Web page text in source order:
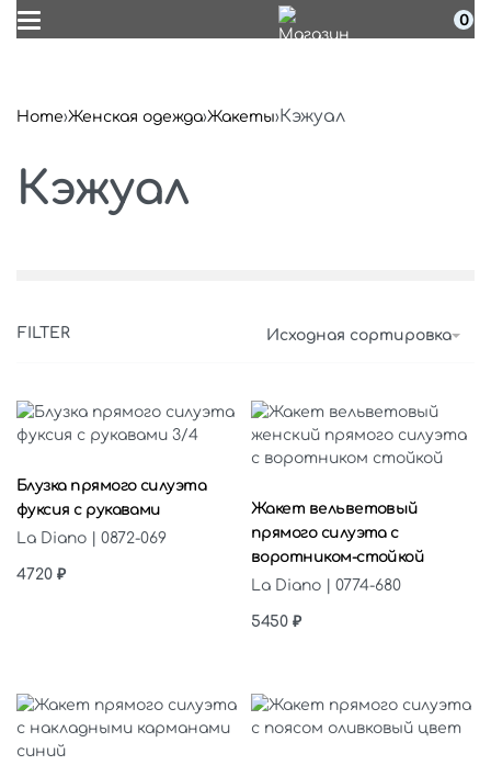
0
Home›Женская одежда›Жакеты›Кэжуал
Кэжуал
Исходная сортировка
FILTER
Блузка прямого силуэта
фуксия с рукавами
La Diano | 0872-069
4720 ₽
Жакет вельветовый
прямого силуэта с
воротником-стойкой
La Diano | 0774-680
5450 ₽